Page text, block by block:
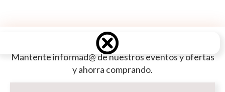
Mantente informad@ de nuestros eventos y ofertas
y ahorra comprando.